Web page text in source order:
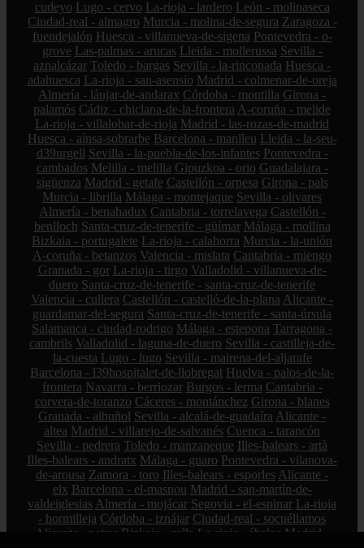
cudeyo Lugo - cervo La-rioja - lardero León - molinaseca
Ciudad-real - almagro Murcia - molina-de-segura Zaragoza -
fuendejalón Huesca - villanueva-de-sigena Pontevedra - o-
grove Las-palmas - arucas Lleida - mollerussa Sevilla -
aznalcázar Toledo - bargas Sevilla - la-rinconada Huesca -
adahuesca La-rioja - san-asensio Madrid - colmenar-de-oreja
Almería - láujar-de-andarax Córdoba - montilla Girona -
palamós Cádiz - chiclana-de-la-frontera A-coruña - melide
La-rioja - villalobar-de-rioja Madrid - las-rozas-de-madrid
Huesca - aínsa-sobrarbe Barcelona - manlleu Lleida - la-seu-
d39urgell Sevilla - la-puebla-de-los-infantes Pontevedra -
cambados Melilla - melilla Gipuzkoa - orio Guadalajara -
sigüenza Madrid - getafe Castellón - orpesa Girona - pals
Murcia - librilla Málaga - montejaque Sevilla - olivares
Almería - benahadux Cantabria - torrelavega Castellón -
benlloch Santa-cruz-de-tenerife - güímar Málaga - mollina
Bizkaia - portugalete La-rioja - calahorra Murcia - la-unión
A-coruña - betanzos Valencia - mislata Cantabria - miengo
Granada - gor La-rioja - tirgo Valladolid - villanueva-de-
duero Santa-cruz-de-tenerife - santa-cruz-de-tenerife
Valencia - cullera Castellón - castelló-de-la-plana Alicante -
guardamar-del-segura Santa-cruz-de-tenerife - santa-úrsula
Salamanca - ciudad-rodrigo Málaga - estepona Tarragona -
cambrils Valladolid - laguna-de-duero Sevilla - castilleja-de-
la-cuesta Lugo - lugo Sevilla - mairena-del-aljarafe
Barcelona - l39hospitalet-de-llobregat Huelva - palos-de-la-
frontera Navarra - berriozar Burgos - lerma Cantabria -
corvera-de-toranzo Cáceres - montánchez Girona - blanes
Granada - albuñol Sevilla - alcalá-de-guadaíra Alicante -
altea Madrid - villarejo-de-salvanés Cuenca - tarancón
Sevilla - pedrera Toledo - manzaneque Illes-balears - artà
Illes-balears - andratx Málaga - guaro Pontevedra - vilanova-
de-arousa Zamora - toro Illes-balears - esporles Alicante -
elx Barcelona - el-masnou Madrid - san-martín-de-
valdeiglesias Almería - mojácar Segovia - el-espinar La-rioja
- hormilleja Córdoba - iznájar Ciudad-real - socuéllamos
Alicante - petrer Bizkaia - zalla La-rioja - ábalos Madrid -